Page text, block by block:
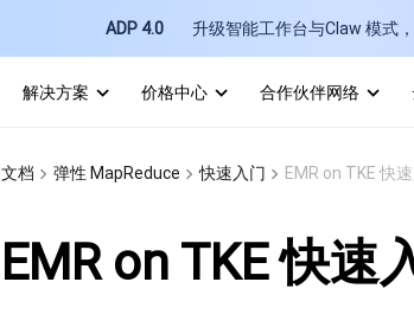
ADP 4.0 升级智能工作台与Claw 模式
解决方案 价格中心 合作伙伴网络
文档 弹性 MapReduce 快速入门 EMR on TKE 快
EMR on TKE 快速